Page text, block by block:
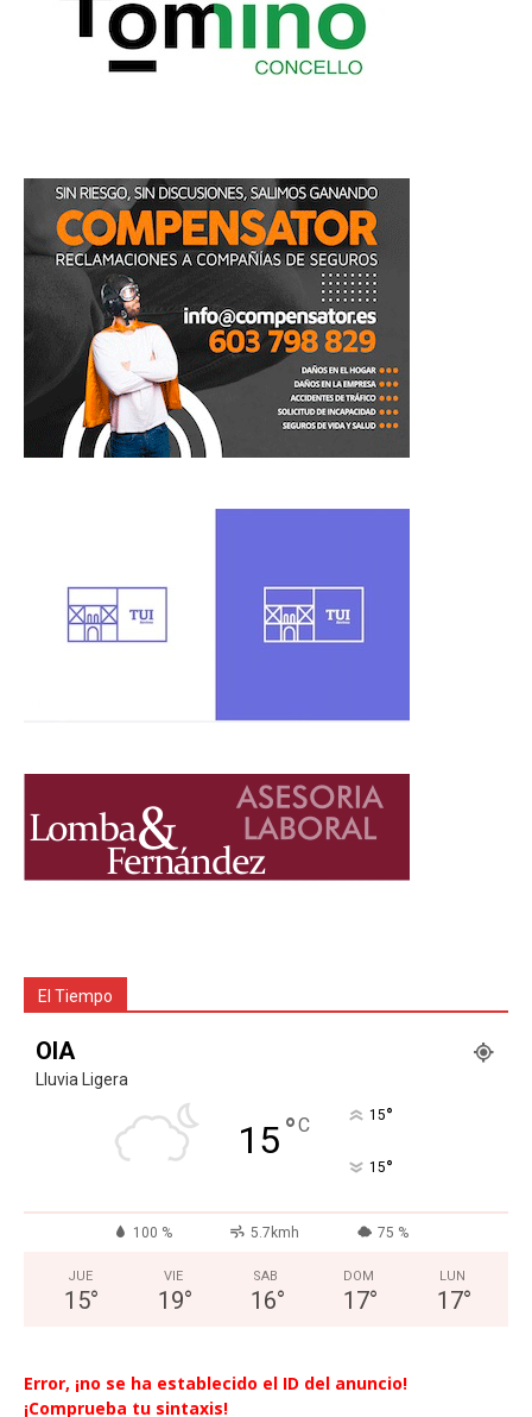
El Tiempo
OIA
Lluvia Ligera
15°C 15°
15°
100 % 5.7kmh 75 %
JUE
15°
VIE
19°
SAB
16°
DOM
17°
LUN
17°
Error, ¡no se ha establecido el ID del anuncio!
¡Comprueba tu sintaxis!